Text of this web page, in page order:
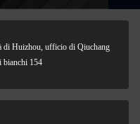
di Huizhou, ufficio di Qiuchang
bianchi 154